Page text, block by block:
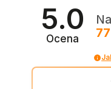
5.0
Ocena
77